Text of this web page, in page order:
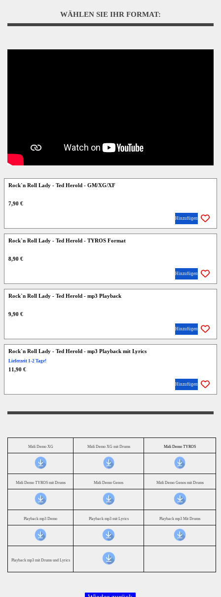
WÄHLEN SIE IHR FORMAT:
Rock`n Roll Lady - Ted Herold - GM/XG/XF
7,90 €
Hinzufügen
Rock`n Roll Lady - Ted Herold - TYROS Format
8,90 €
Hinzufügen
Rock`n Roll Lady - Ted Herold - mp3 Playback
9,90 €
Hinzufügen
Rock`n Roll Lady - Ted Herold - mp3 Playback mit Lyrics
Lieferzeit 1-2 Tage!
11,90 €
Hinzufügen
Midi Demo XG Midi Demo XG mit Drums Midi Demo TYROS
Midi Demo TYROS mit Drums Midi Demo Genos Midi Demo Genos mit Drums
Playback mp3 Demo Playback mp3 mit Lyrics Playback mp3 Mit Drums
Playback mp3 mit Drums und Lyrics